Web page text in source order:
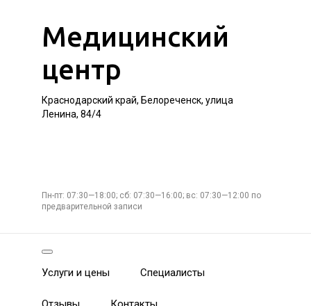
Медицинский
центр
Краснодарский край, Белореченск, улица
Ленина, 84/4
Пн-пт: 07:30—18:00; сб: 07:30—16:00; вс: 07:30—12:00 по
предварительной записи
Услуги и цены Специалисты